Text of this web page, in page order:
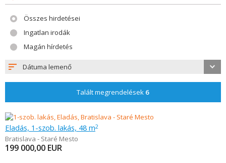
Összes hirdetései
Ingatlan irodák
Magán hírdetés
Dátuma lemenő
Talált megrendelések 6
Eladás, 1-szob. lakás, 48 m2
Bratislava - Staré Mesto
199 000,00 EUR